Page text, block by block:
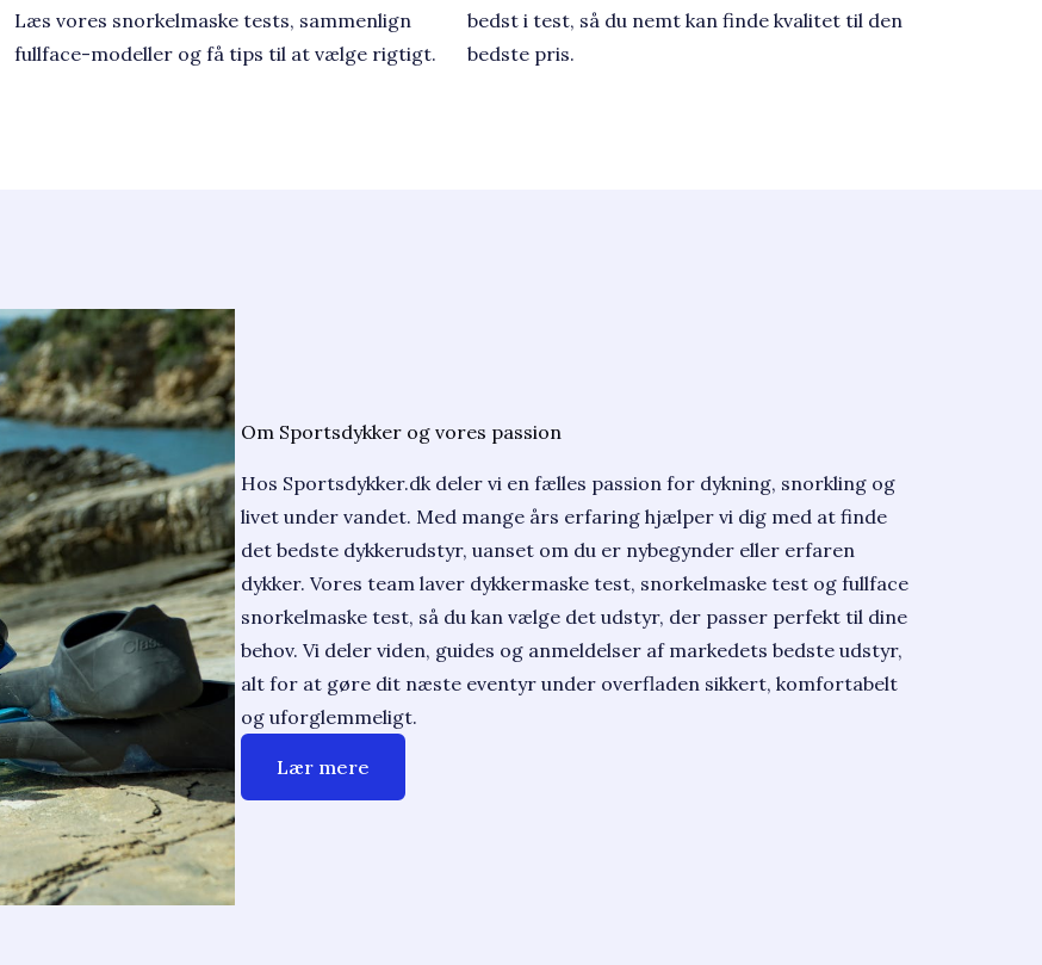
Læs vores snorkelmaske tests, sammenlign
fullface-modeller og få tips til at vælge rigtigt.
bedst i test, så du nemt kan finde kvalitet til den
bedste pris.
Om Sportsdykker og vores passion
Hos Sportsdykker.dk deler vi en fælles passion for dykning, snorkling og
livet under vandet. Med mange års erfaring hjælper vi dig med at finde
det bedste dykkerudstyr, uanset om du er nybegynder eller erfaren
dykker. Vores team laver dykkermaske test, snorkelmaske test og fullface
snorkelmaske test, så du kan vælge det udstyr, der passer perfekt til dine
behov. Vi deler viden, guides og anmeldelser af markedets bedste udstyr,
alt for at gøre dit næste eventyr under overfladen sikkert, komfortabelt
og uforglemmeligt.
Lær mere